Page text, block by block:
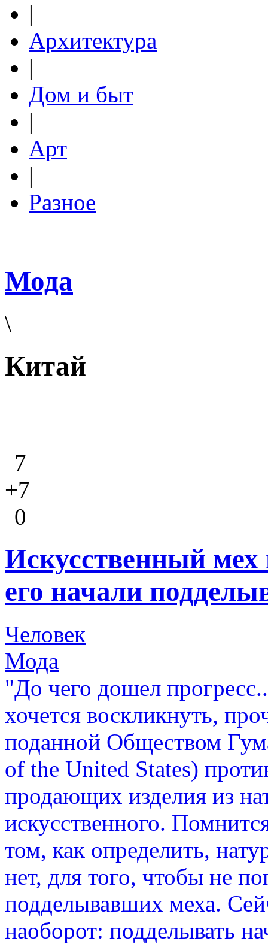
|
Архитектура
|
Дом и быт
|
Арт
|
Разное
Мода
\
Китай
7
+7
0
Искусственный мех
его начали
Человек
Мода
"До чего дошел
хочется воскликнуть,
поданной Обществом
of the United States)
продающих изделия из
искусственного.
том, как определить,
нет, для того, чтобы не
подделывавших меха.
наоборот: подделывать